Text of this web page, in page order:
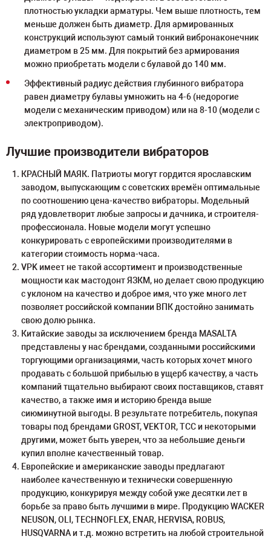
плотностью укладки арматуры. Чем выше плотность, тем
меньше должен быть диаметр. Для армированных
конструкций используют самый тонкий вибронаконечник
диаметром в 25 мм. Для покрытий без армирования
можно приобретать модели с булавой до 140 мм.
Эффективный радиус действия глубинного вибратора
равен диаметру булавы умножить на 4-6 (недорогие
модели с механическим приводом) или на 8-10 (модели с
электроприводом).
Лучшие производители вибраторов
КРАСНЫЙ МАЯК. Патриоты могут гордится ярославским
заводом, выпускающим с советских времён оптимальные
по соотношению цена-качество вибраторы. Модельный
ряд удовлетворит любые запросы и дачника, и строителя-
профессионала. Новые модели могут успешно
конкурировать с европейскими производителями в
категории стоимость норма-часа.
VPK имеет не такой ассортимент и производственные
мощности как мастодонт ЯЗКМ, но делает свою продукцию
с уклоном на качество и доброе имя, что уже много лет
позволяет российской компании ВПК достойно занимать
свою долю рынка.
Китайские заводы за исключением бренда MASALTA
представлены у нас брендами, созданными российскими
торгующими организациями, часть которых хочет много
продавать с большой прибылью в ущерб качеству, а часть
компаний тщательно выбирают своих поставщиков, ставят
качество, а также имя и историю бренда выше
сиюминутной выгоды. В результате потребитель, покупая
товары под брендами GROST, VEKTOR, ТСС и некоторыми
другими, может быть уверен, что за небольшие деньги
купил вполне качественный товар.
Европейские и американские заводы предлагают
наиболее качественную и технически совершенную
продукцию, конкурируя между собой уже десятки лет в
борьбе за право быть лучшими в мире. Продукцию WACKER
NEUSON, OLI, TECHNOFLEX, ENAR, HERVISA, ROBUS,
HUSQVARNA и т.д. можно встретить на любой строительной